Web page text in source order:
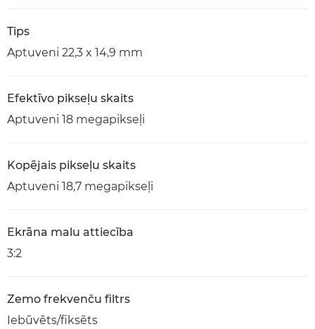
Tips
Aptuveni 22,3 x 14,9 mm
Efektīvo pikseļu skaits
Aptuveni 18 megapikseļi
Kopējais pikseļu skaits
Aptuveni 18,7 megapikseļi
Ekrāna malu attiecība
3:2
Zemo frekvenču filtrs
Iebūvēts/fiksēts